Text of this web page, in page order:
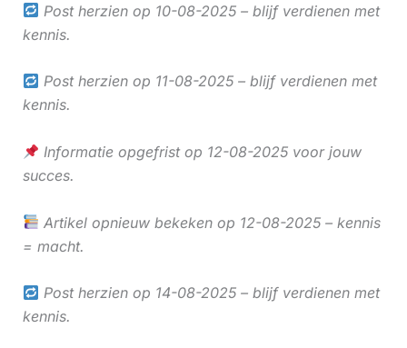
Post herzien op 10-08-2025 – blijf verdienen met
kennis.
Post herzien op 11-08-2025 – blijf verdienen met
kennis.
Informatie opgefrist op 12-08-2025 voor jouw
succes.
Artikel opnieuw bekeken op 12-08-2025 – kennis
= macht.
Post herzien op 14-08-2025 – blijf verdienen met
kennis.